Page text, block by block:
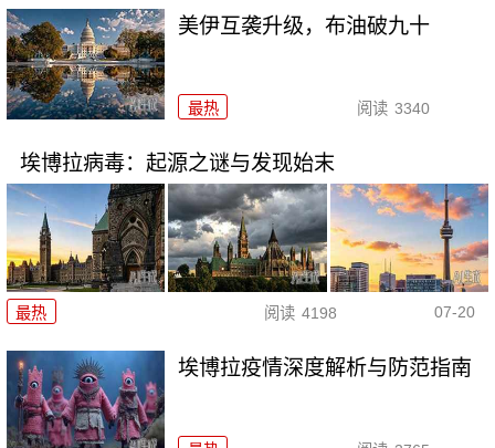
美伊互袭升级，布油破九十
最热 阅读 3340
埃博拉病毒：起源之谜与发现始末
最热 阅读 4198 07-20
埃博拉疫情深度解析与防范指南